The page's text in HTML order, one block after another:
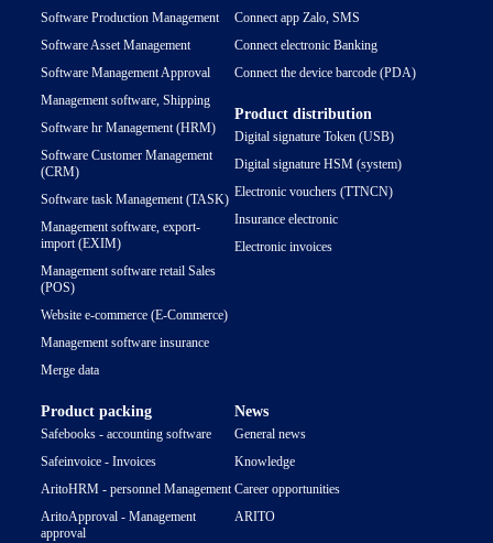
Software Production Management
Software Asset Management
Software Management Approval
Management software, Shipping
Software hr Management (HRM)
Software Customer Management
(CRM)
Software task Management (TASK)
Management software, export-
import (EXIM)
Management software retail Sales
(POS)
Website e-commerce (E-Commerce)
Management software insurance
Merge data
Connect app Zalo, SMS
Connect electronic Banking
Connect the device barcode (PDA)
Product distribution
Digital signature Token (USB)
Digital signature HSM (system)
Electronic vouchers (TTNCN)
Insurance electronic
Electronic invoices
Product packing
Safebooks - accounting software
Safeinvoice - Invoices
AritoHRM - personnel Management
AritoApproval - Management
approval
News
General news
Knowledge
Career opportunities
ARITO